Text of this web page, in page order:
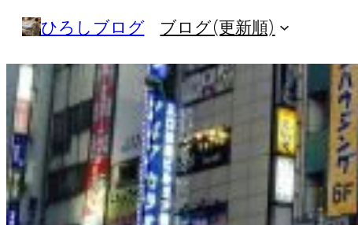
を
ス
キ
ッ
プ
ひろしブログ ブログ(更新順)